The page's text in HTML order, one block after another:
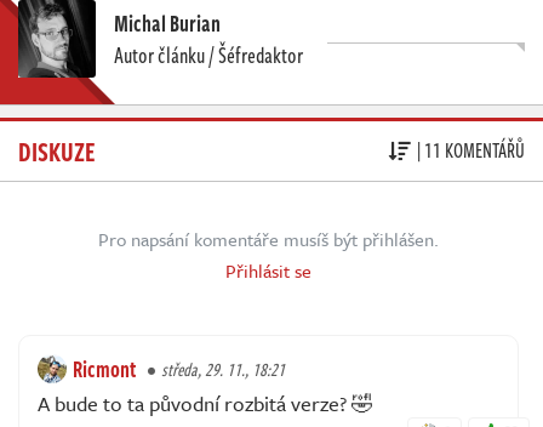
Michal Burian
Autor článku / Šéfredaktor
DISKUZE | 11 KOMENTÁŘŮ
Pro napsání komentáře musíš být přihlášen.
Přihlásit se
Ricmont středa, 29. 11., 18:21
A bude to ta původní rozbitá verze? 🤣